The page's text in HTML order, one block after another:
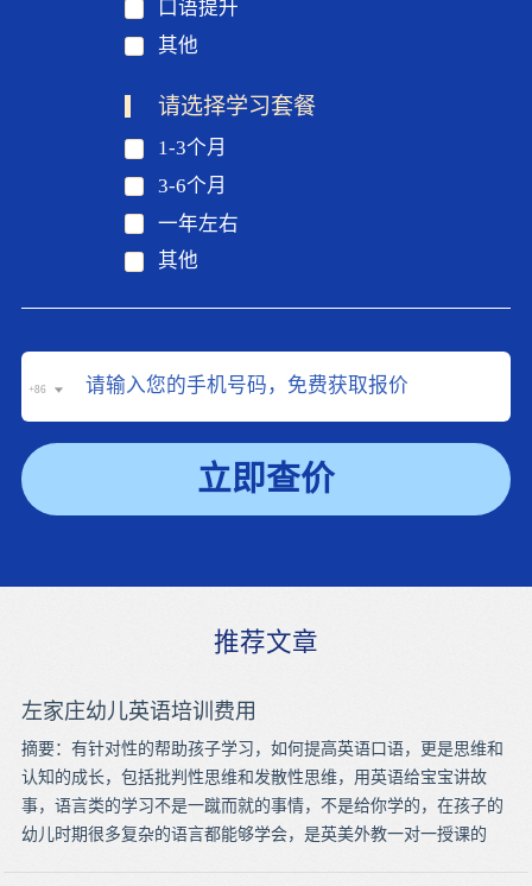
口语提升
其他
请选择学习套餐
1-3个月
3-6个月
一年左右
其他
+86
立即查价
推荐文章
左家庄幼儿英语培训费用
摘要：有针对性的帮助孩子学习，如何提高英语口语，更是思维和
认知的成长，包括批判性思维和发散性思维，用英语给宝宝讲故
事，语言类的学习不是一蹴而就的事情，不是给你学的，在孩子的
幼儿时期很多复杂的语言都能够学会，是英美外教一对一授课的